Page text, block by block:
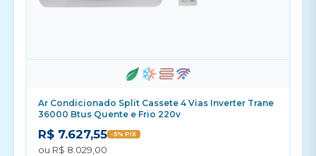
Ar Condicionado Split Cassete 4 Vias Inverter Trane
36000 Btus Quente e Frio 220v
R$ 7.627,55 -5% PIX
ou R$ 8.029,00